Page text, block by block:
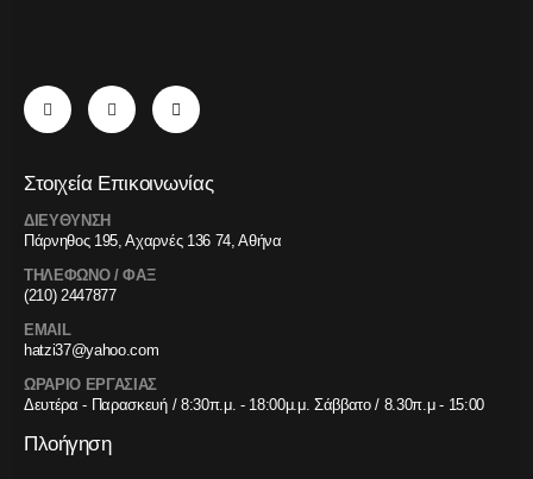
Στοιχεία Επικοινωνίας
ΔΙΕΥΘΥΝΣΗ
Πάρνηθος 195, Αχαρνές 136 74, Αθήνα
ΤΗΛΕΦΩΝΟ / ΦΑΞ
(210) 2447877
EMAIL
hatzi37@yahoo.com
ΩΡΑΡΙΟ ΕΡΓΑΣΙΑΣ
Δευτέρα - Παρασκευή / 8:30π.μ. - 18:00μ.μ. Σάββατο / 8.30π.μ - 15:00
Πλοήγηση